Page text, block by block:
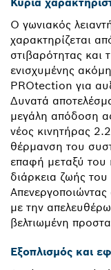
Ο γωνιακός
χαρακτηρίζεται
στιβαρότητας και
ενισχυμένης
PROtection για
Δυνατά
μεγάλη απόδοση
νέος κινητήρας
θέρμανση του
επαφή μεταξύ του
διάρκεια ζωής
με την
βελτιωμένη
Εξοπλισμός και